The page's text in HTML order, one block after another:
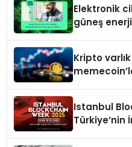
Elektronik
güneş
Kripto
Istanbul
Türkiye’nin